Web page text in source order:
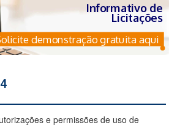
Informativo de
Licitações
demonstração gratuita aqui
e permissões de uso de